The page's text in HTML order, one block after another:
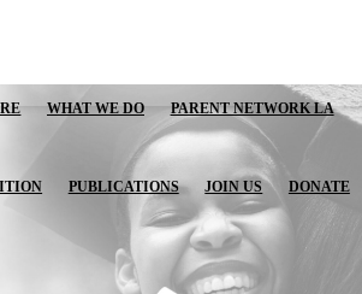
WHAT WE DO PARENT NETWORK LA
PUBLICATIONS JOIN US DONATE